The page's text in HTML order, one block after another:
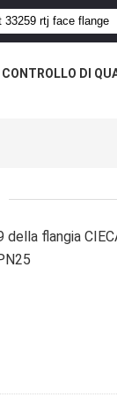
CONTROLLO DI
della flangia